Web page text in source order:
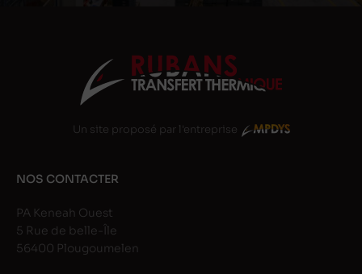
Un site proposé par l'entreprise
NOS CONTACTER
PA Keneah Ouest
5 Rue de belle-Île
56400 Plougoumelen